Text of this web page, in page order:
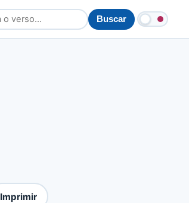
Buscar
Imprimir